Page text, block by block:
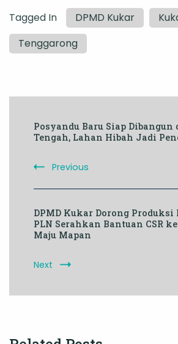
Tagged In DPMD Kukar
Tenggarong
Navigation
Posyandu Baru Siap Dibangun
Tengah, Lahan Hibah Jadi
Previous
DPMD Kukar Dorong
PLN Serahkan Bantuan CSR
Maju Mapan
Next